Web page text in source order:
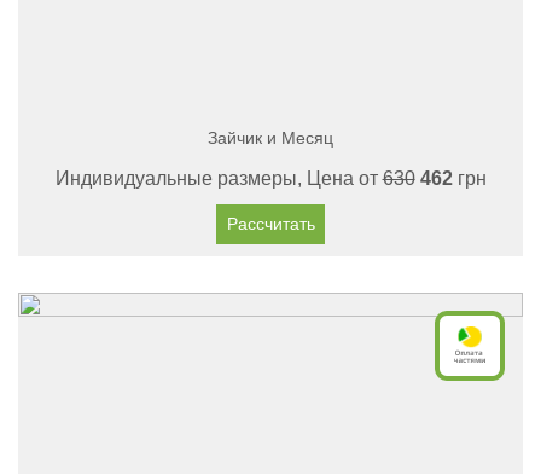
Зайчик и Месяц
Индивидуальные размеры, Цена от630 462грн
Рассчитать